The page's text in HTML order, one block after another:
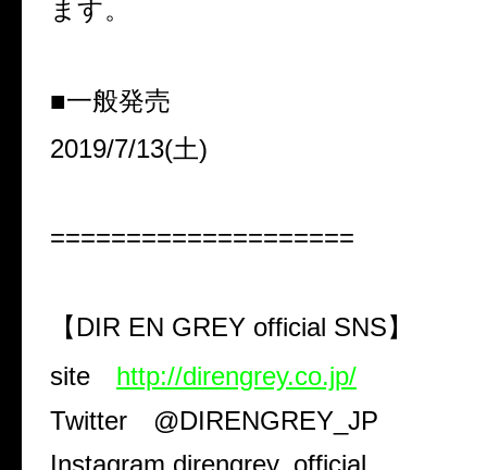
ます。
■一般発売
2019/7/13(土)
====================
【 DIR EN GREY official SNS】
site
http://direngrey.co.jp/
Twitter
@DIRENGREY_JP